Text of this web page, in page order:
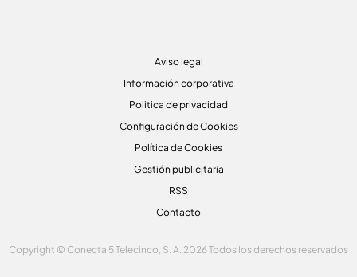
Aviso legal
Información corporativa
Politica de privacidad
Configuración de Cookies
Política de Cookies
Gestión publicitaria
RSS
Contacto
Copyright © Conecta 5 Telecinco, S. A. 2026 Todos los derechos reservados